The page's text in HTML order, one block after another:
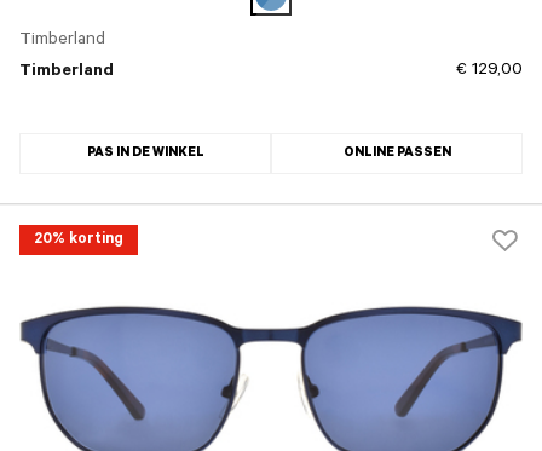
Timberland
Timberland
€ 129,00
PAS IN DE WINKEL ONLINE PASSEN
20% korting